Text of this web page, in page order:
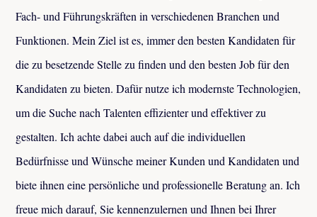
Fach- und Führungskräften in verschiedenen Branchen und
Funktionen. Mein Ziel ist es, immer den besten Kandidaten für
die zu besetzende Stelle zu finden und den besten Job für den
Kandidaten zu bieten. Dafür nutze ich modernste Technologien,
um die Suche nach Talenten effizienter und effektiver zu
gestalten. Ich achte dabei auch auf die individuellen
Bedürfnisse und Wünsche meiner Kunden und Kandidaten und
biete ihnen eine persönliche und professionelle Beratung an. Ich
freue mich darauf, Sie kennenzulernen und Ihnen bei Ihrer